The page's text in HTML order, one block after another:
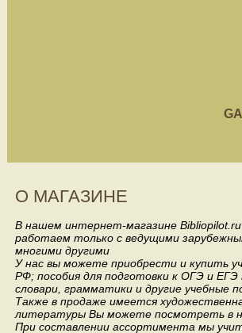
О МАГАЗИНЕ
В нашем интернет-магазине
работаем только с ведущими
многими другими
У нас вы можете приобрести и купить
РФ; пособия для подготовки к ОГЭ и
словари, грамматики и другие учебные
Также в продаже имеется
литературы Вы можете посмотреть в
При составлении ассортимента мы